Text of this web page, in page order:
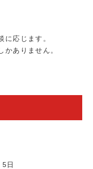
応じます。
ありません。
日